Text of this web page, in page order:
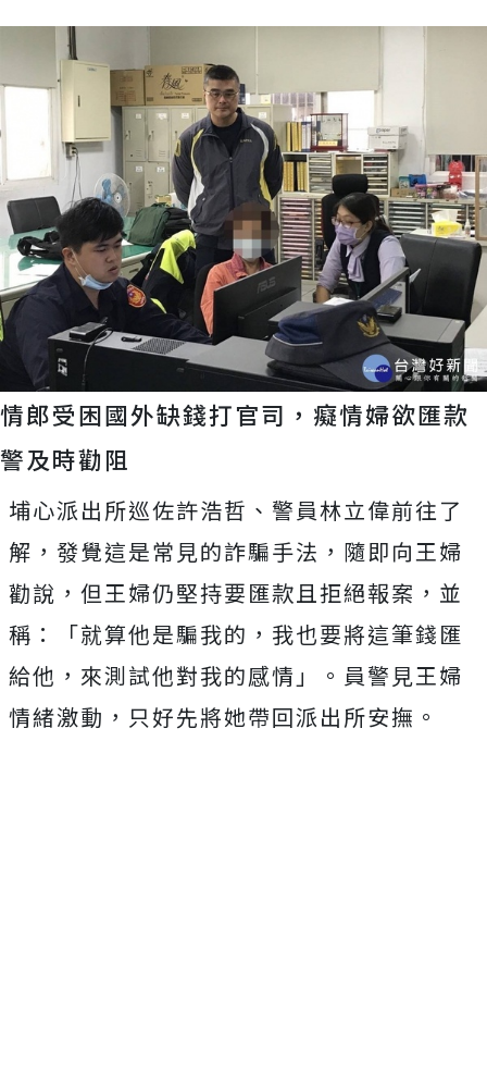
情郎受困國外缺錢打官司，癡情婦欲匯款
警及時勸阻
埔心派出所巡佐許浩哲、警員林立偉前往了
解，發覺這是常見的詐騙手法，隨即向王婦
勸說，但王婦仍堅持要匯款且拒絕報案，並
稱：「就算他是騙我的，我也要將這筆錢匯
給他，來測試他對我的感情」。員警見王婦
情緒激動，只好先將她帶回派出所安撫。